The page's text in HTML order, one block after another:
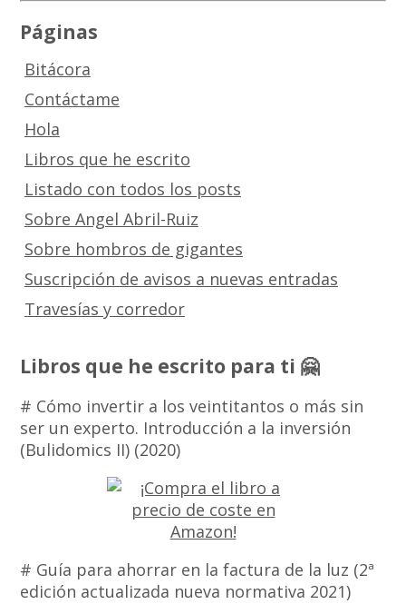
Páginas
Bitácora
Contáctame
Hola
Libros que he escrito
Listado con todos los posts
Sobre Angel Abril-Ruiz
Sobre hombros de gigantes
Suscripción de avisos a nuevas entradas
Travesías y corredor
Libros que he escrito para ti 🤗
# Cómo invertir a los veintitantos o más sin
ser un experto. Introducción a la inversión
(Bulidomics II) (2020)
# Guía para ahorrar en la factura de la luz (2ª
edición actualizada nueva normativa 2021)